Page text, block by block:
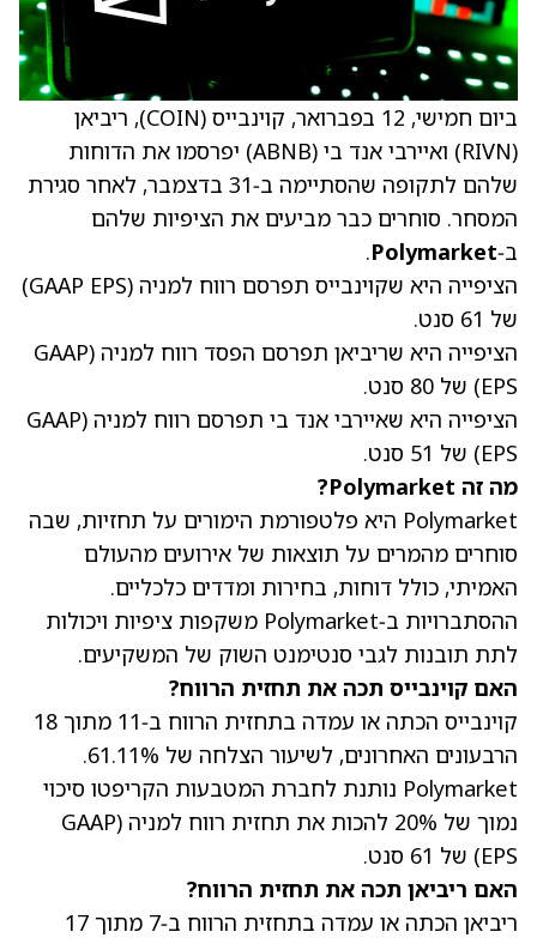
ביום חמישי, 12 בפברואר, קוינבייס (COIN)
, ריביאן
(RIVN)
ואיירבי אנד בי (ABNB)
יפרסמו את הדוחות
שלהם לתקופה שהסתיימה ב‑31 בדצמבר, לאחר סגירת
המסחר. סוחרים כבר מביעים את הציפיות שלהם
ב‑Polymarket
.
הציפייה היא שקוינבייס תפרסם רווח למניה (GAAP EPS)
של 61 סנט.
הציפייה היא שריביאן תפרסם הפסד רווח למניה (GAAP
EPS) של 80 סנט.
הציפייה היא שאיירבי אנד בי תפרסם רווח למניה (GAAP
EPS) של 51 סנט.
מה זה Polymarket?
Polymarket היא פלטפורמת הימורים על תחזיות, שבה
סוחרים מהמרים על תוצאות של אירועים מהעולם
האמיתי, כולל דוחות, בחירות ומדדים כלכליים.
ההסתברויות ב‑Polymarket משקפות ציפיות ויכולות
לתת תובנות לגבי סנטימנט השוק של המשקיעים.
האם קוינבייס תכה את תחזית הרווח?
קוינבייס הכתה או עמדה בתחזית הרווח ב‑11 מתוך 18
הרבעונים האחרונים
, לשיעור הצלחה של 61.11%.
Polymarket נותנת לחברת המטבעות הקריפטו סיכוי
נמוך של 20% להכות את תחזית רווח למניה (GAAP
EPS) של 61 סנט.
האם ריביאן תכה את תחזית הרווח?
ריביאן הכתה או עמדה בתחזית הרווח ב‑7 מתוך 17